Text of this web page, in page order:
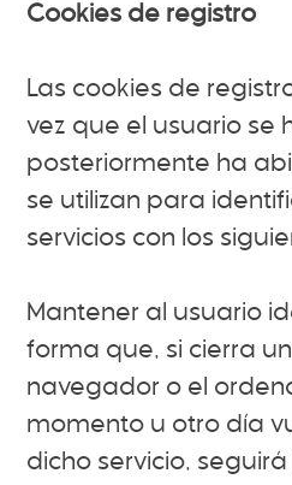
Cookies de registro
Las cookies de
vez que el usuario se
posteriormente ha
se utilizan para
servicios con los
Mantener al usuario
forma que, si cierra un
navegador o el
momento u otro día
dicho servicio,